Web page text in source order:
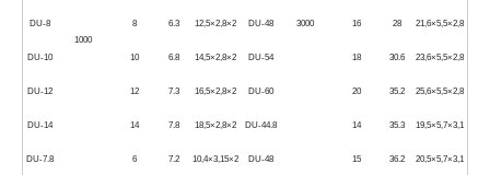
1000
3000
DU-8 8 6.3 12,5×2,8×2 DU-48 16 28 21,6×5,5×2,8
DU-10 10 6.8 14,5×2,8×2 DU-54 18 30.6 23,6×5,5×2,8
DU-12 12 7.3 16,5×2,8×2 DU-60 20 35.2 25,6×5,5×2,8
DU-14 14 7.8 18,5×2,8×2 DU-44.8 14 35.3 19,5×5,7×3,1
DU-7.8 6 7.2 10,4×3,15×2 DU-48 15 36.2 20,5×5,7×3,1